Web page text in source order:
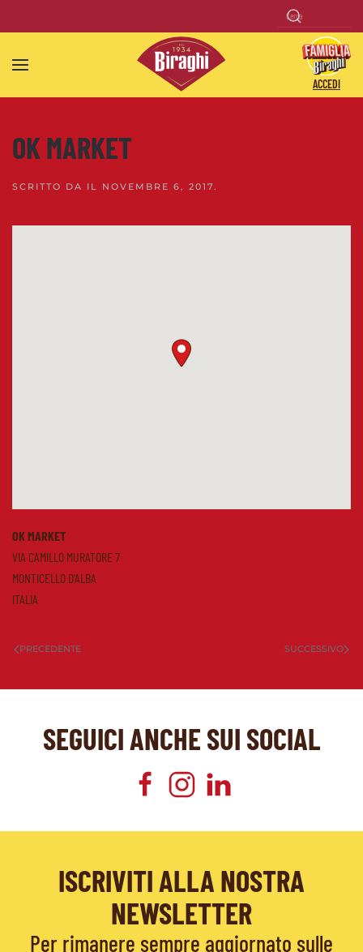
Skip to main content
ACCEDI
OK MARKET
SCRITTO DA IL NOVEMBRE 6, 2017.
OK MARKET
VIA CAMILLO MURATORE 7
MONTICELLO D'ALBA
ITALIA
PRECEDENTE SUCCESSIVO
SEGUICI ANCHE SUI SOCIAL
ISCRIVITI ALLA NOSTRA
NEWSLETTER
Per rimanere sempre aggiornato sulle